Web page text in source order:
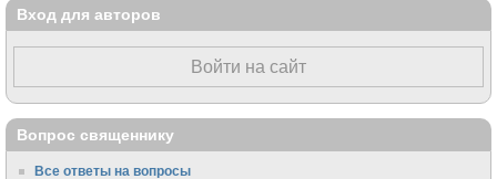
Вход для авторов
Войти на сайт
Вопрос священнику
Все ответы на вопросы